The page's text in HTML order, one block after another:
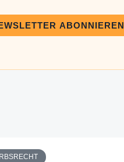
ABONNIEREN